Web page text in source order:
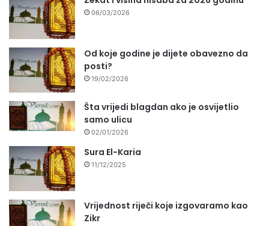
06/03/2026
Od koje godine je dijete obavezno da
posti?
19/02/2026
Šta vrijedi blagdan ako je osvijetlio
samo ulicu
02/01/2026
Sura El-Karia
11/12/2025
Vrijednost riječi koje izgovaramo kao
Zikr